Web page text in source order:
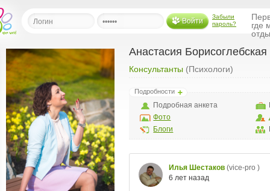
Войти
Забыли
пароль?
где
друзей
Анастасия Борисоглебская
Консультанты (Психологи)
Подробности
Подробная анкета
Фото
Блоги